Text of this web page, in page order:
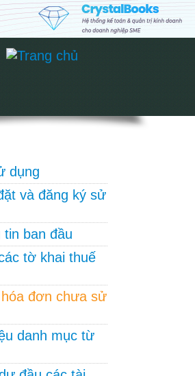
dụng
và đăng ký sử
tin ban đầu
tờ khai thuế
đơn chưa sử
danh mục từ